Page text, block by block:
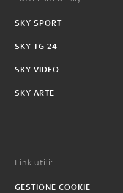
SKY SPORT
SKY TG 24
SKY VIDEO
SKY ARTE
Link utili:
GESTIONE COOKIE